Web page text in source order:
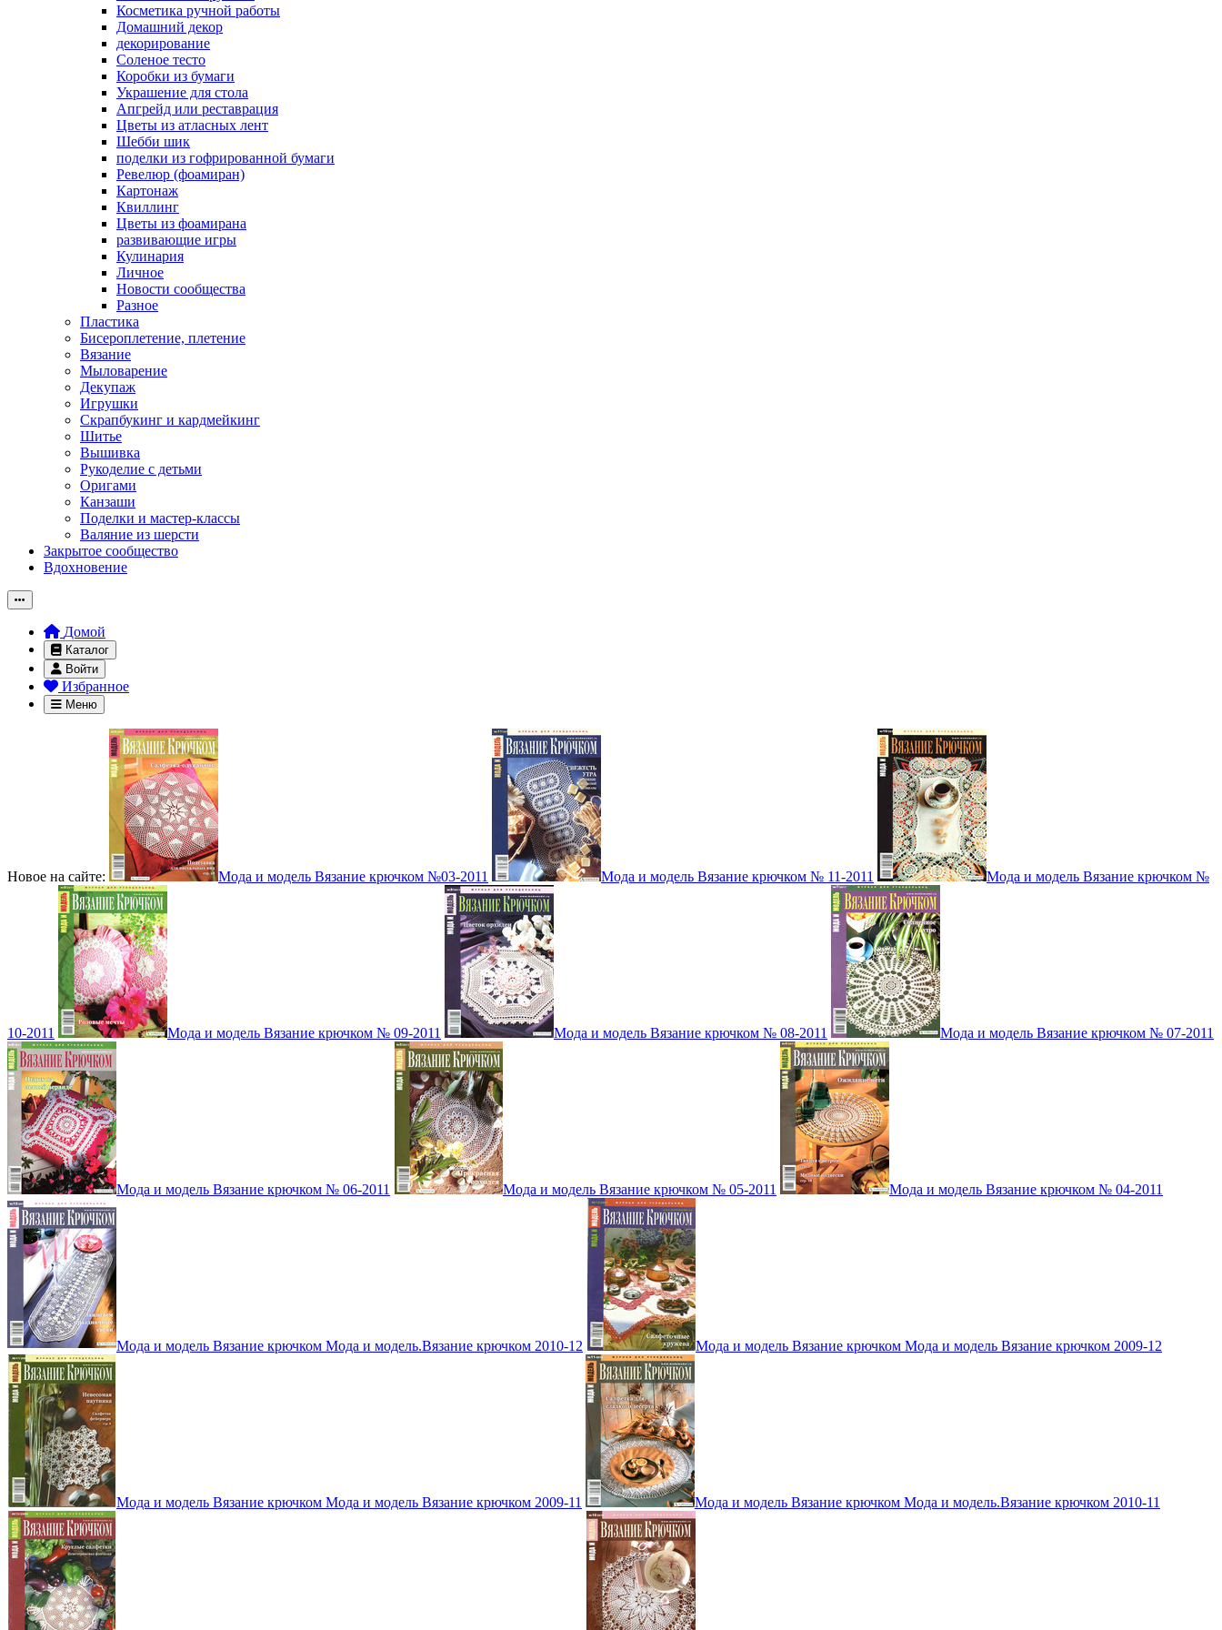
Косметика ручной работы
Домашний декор
декорирование
Соленое тесто
Коробки из бумаги
Украшение для стола
Апгрейд или реставрация
Цветы из атласных лент
Шебби шик
поделки из гофрированной бумаги
Ревелюр (фоамиран)
Картонаж
Квиллинг
Цветы из фоамирана
развивающие игры
Кулинария
Личное
Новости сообщества
Разное
Пластика
Бисероплетение, плетение
Вязание
Мыловарение
Декупаж
Игрушки
Скрапбукинг и кардмейкинг
Шитье
Вышивка
Рукоделие с детьми
Оригами
Канзаши
Поделки и мастер-классы
Валяние из шерсти
Закрытое сообщество
Вдохновение
Домой
Каталог
Войти
Избранное
Меню
Новое на сайте: Мода и модель Вязание крючком №03-2011 Мода и модель Вязание крючком № 11-2011 Мода и модель Вязание крючком №
10-2011 Мода и модель Вязание крючком № 09-2011 Мода и модель Вязание крючком № 08-2011 Мода и модель Вязание крючком № 07-2011
Мода и модель Вязание крючком № 06-2011 Мода и модель Вязание крючком № 05-2011 Мода и модель Вязание крючком № 04-2011
Мода и модель Вязание крючком Мода и модель.Вязание крючком 2010-12 Мода и модель Вязание крючком Мода и модель Вязание крючком 2009-12
Мода и модель Вязание крючком Мода и модель Вязание крючком 2009-11 Мода и модель Вязание крючком Мода и модель.Вязание крючком 2010-11